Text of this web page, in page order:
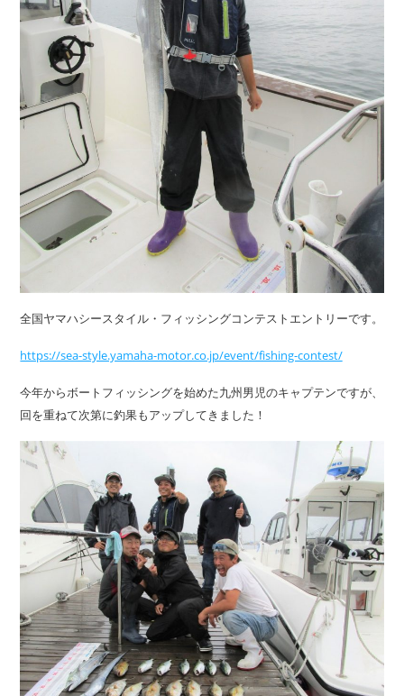
全国ヤマハシースタイル・フィッシングコンテストエントリーです。
https://sea-style.yamaha-motor.co.jp/event/fishing-contest/
今年からボートフィッシングを始めた九州男児のキャプテンですが、
回を重ねて次第に釣果もアップしてきました！